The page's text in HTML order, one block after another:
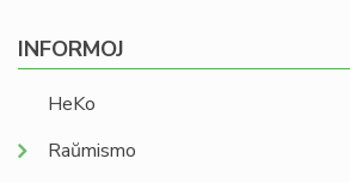
INFORMOJ
HeKo
Raŭmismo